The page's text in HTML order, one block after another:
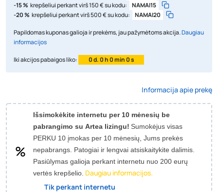
-15 %
krepšeliui perkant virš 150 € su kodu:
NAMAI15
-20 %
krepšeliui perkant virš 500 € su kodu: NAMAI20
Papildomas kuponas galioja ir prekėms, jau pažymėtoms akcija.Daugiau
informacijos
Iki akcijos pabaigos liko: 0 d. 0 h 0 min 0 s
Informacija apie prekę
Išsimokėkite internetu per 10 mėnesių be
pabrangimo su Artea lizingu! Sumokėjus visas
PERKU 10 įmokas per 10 mėnesių, Jums prekės
nepabrangs. Patogiai ir lengvai atsiskaitykite dalimis.
Pasiūlymas galioja perkant internetu nuo 200 eurų
vertės krepšelio. Daugiau informacijos.
Tik perkant internetu